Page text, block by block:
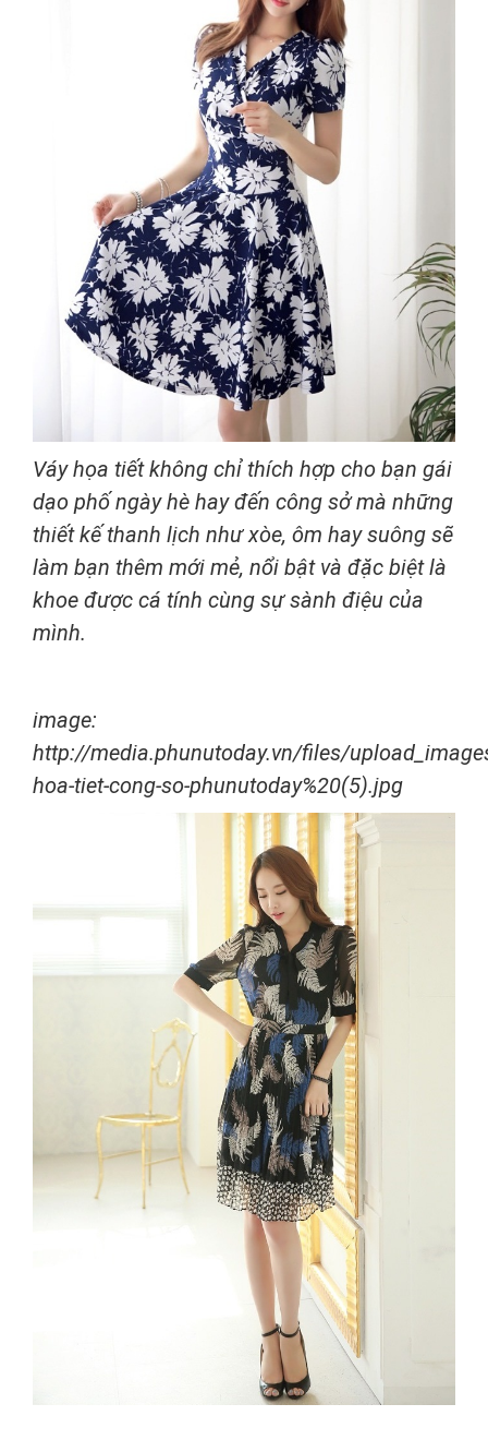
Váy họa tiết không chỉ thích hợp cho bạn gái
dạo phố ngày hè hay đến công sở mà những
thiết kế thanh lịch như xòe, ôm hay suông sẽ
làm bạn thêm mới mẻ, nổi bật và đặc biệt là
khoe được cá tính cùng sự sành điệu của
mình.
image:
http://media.phunutoday.vn/files/
hoa-tiet-cong-so-phunutoday%20(5).jpg